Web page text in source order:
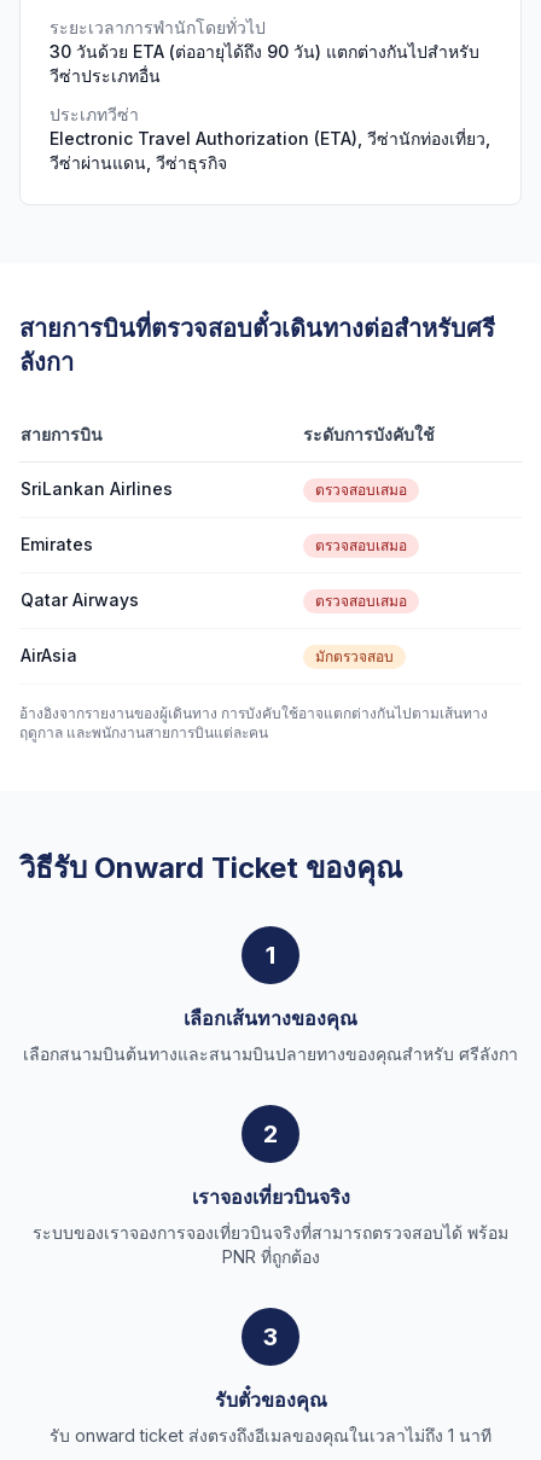
ระยะเวลาการพำนักโดยทั่วไป
30 วันด้วย ETA (ต่ออายุได้ถึง 90 วัน) แตกต่างกันไปสำหรับ
วีซ่าประเภทอื่น
ประเภทวีซ่า
Electronic Travel Authorization (ETA), วีซ่านักท่องเที่ยว,
วีซ่าผ่านแดน, วีซ่าธุรกิจ
สายการบินที่ตรวจสอบตั๋วเดินทางต่อสำหรับศรี
ลังกา
สายการบิน ระดับการบังคับใช้
SriLankan Airlines ตรวจสอบเสมอ
Emirates ตรวจสอบเสมอ
Qatar Airways ตรวจสอบเสมอ
AirAsia มักตรวจสอบ
อ้างอิงจากรายงานของผู้เดินทาง การบังคับใช้อาจแตกต่างกันไปตามเส้นทาง
ฤดูกาล และพนักงานสายการบินแต่ละคน
วิธีรับ Onward Ticket ของคุณ
1
เลือกเส้นทางของคุณ
เลือกสนามบินต้นทางและสนามบินปลายทางของคุณสำหรับ ศรีลังกา
2
เราจองเที่ยวบินจริง
ระบบของเราจองการจองเที่ยวบินจริงที่สามารถตรวจสอบได้ พร้อม
PNR ที่ถูกต้อง
3
รับตั๋วของคุณ
รับ onward ticket ส่งตรงถึงอีเมลของคุณในเวลาไม่ถึง 1 นาที